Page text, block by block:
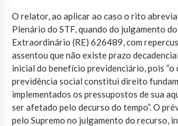
O relator, ao aplicar ao caso o rito
Plenário do STF, quando do julgamento
Extraordinário (RE) 626489, com
assentou que não existe prazo
inicial do benefício previdenciário, pois “o
previdência social constitui direito
implementados os pressupostos de sua
ser afetado pelo decurso do tempo”. O
pelo Supremo no julgamento do recurso,